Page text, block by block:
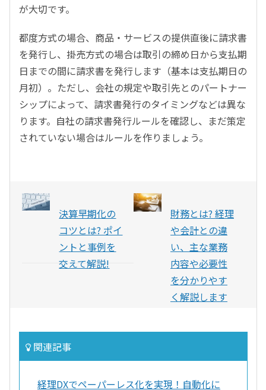
が大切です。
都度方式の場合、商品・サービスの提供直後に請求書
を発行し、掛売方式の場合は取引の締め日から支払期
日までの間に請求書を発行します（基本は支払期日の
月初）。ただし、会社の規定や取引先とのパートナー
シップによって、請求書発行のタイミングなどは異な
ります。自社の請求書発行ルールを確認し、まだ策定
されていない場合はルールを作りましょう。
決算早期化の
コツとは? ポイ
ントと事例を
交えて解説!
財務とは? 経理
や会計との違
い、主な業務
内容や必要性
を分かりやす
く解説します
関連記事
経理DXでペーパーレス化を実現！自動化に